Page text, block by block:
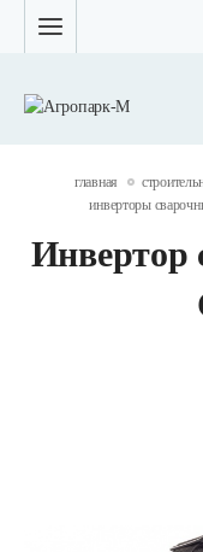
главная
инверторы
Инвертор